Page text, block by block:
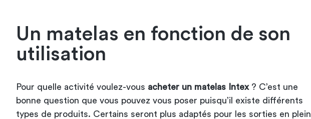
Un matelas en fonction de son
utilisation
Pour quelle activité voulez-vous acheter un matelas Intex? C’est une
bonne question que vous pouvez vous poser puisqu’il existe différents
types de produits. Certains seront plus adaptés pour les sorties en plein